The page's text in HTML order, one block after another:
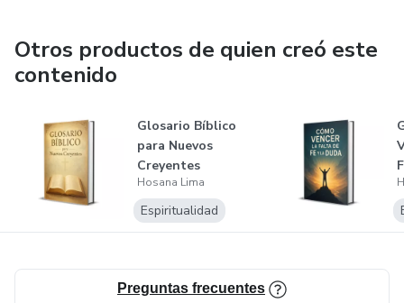
Otros productos de quien creó este
contenido
Glosario Bíblico
para Nuevos
Creyentes
Hosana Lima
Espiritualidad
Preguntas frecuentes